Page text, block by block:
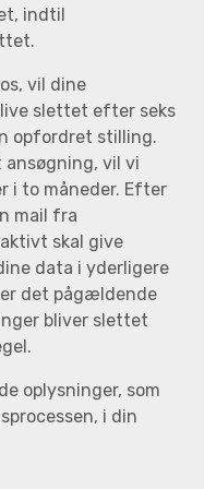
indtil
vil dine
slettet efter seks
opfordret stilling.
vil vi
i to måneder. Efter
mail fra
skal give
data i yderligere
det pågældende
bliver slettet
oplysninger, som
i din